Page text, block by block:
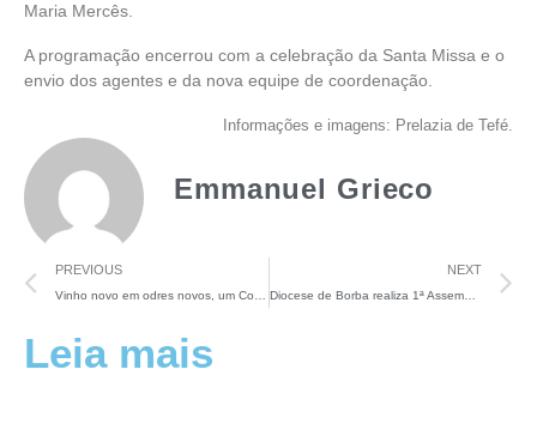
Leia mais
Maria Mercês.
A programação encerrou com a celebração da Santa Missa e o
envio dos agentes e da nova equipe de coordenação.
Informações e imagens: Prelazia de Tefé.
Emmanuel Grieco
PREVIOUS
Vinho novo em odres novos, um Consistório para chamar-nos à vida
NEXT
Diocese de Borba realiza 1ª Assembleia diocesana do CNLB